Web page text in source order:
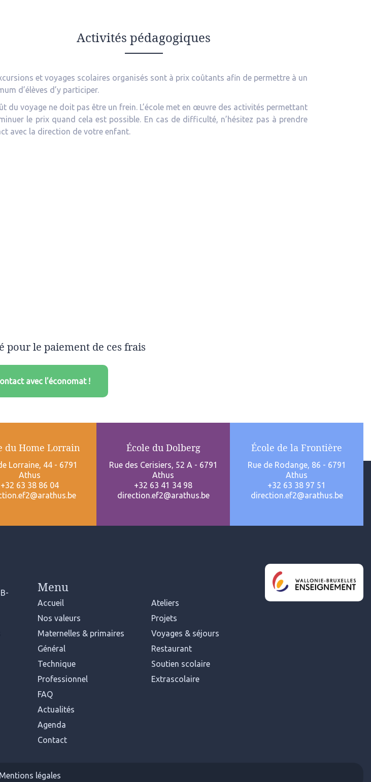
Activités pédagogiques
et voyages scolaires organisés sont à prix coûtants afin de permettre à un
d’élèves d’y participer.
du voyage ne doit pas être un frein. L’école met en œuvre des activités permettant
le prix quand cela est possible. En cas de difficulté, n’hésitez pas à prendre
avec la direction de votre enfant.
pour le paiement de ces frais
avec l’économat !
du Home Lorrain
Lorraine, 44 - 6791
Athus
+32 63 38 86 04
École du Dolberg
Rue des Cerisiers, 52 A - 6791
Athus
+32 63 41 34 98
direction.ef2@arathus.be
École de la Frontière
Rue de Rodange, 86 - 6791
Athus
+32 63 38 97 51
direction.ef2@arathus.be
Menu
Accueil
Nos valeurs
Maternelles & primaires
Général
Technique
Professionnel
FAQ
Actualités
Agenda
Contact
Ateliers
Projets
Voyages & séjours
Restaurant
Soutien scolaire
Extrascolaire
Mentions légales